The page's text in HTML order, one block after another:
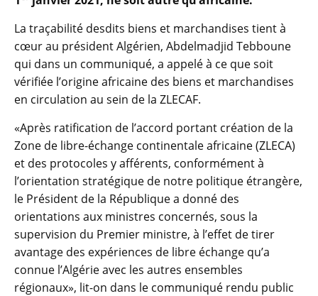
La traçabilité desdits biens et marchandises tient à
cœur au président Algérien, Abdelmadjid Tebboune
qui dans un communiqué, a appelé à ce que soit
vérifiée l’origine africaine des biens et marchandises
en circulation au sein de la ZLECAF.
«Après ratification de l’accord portant création de la
Zone de libre-échange continentale africaine (ZLECA)
et des protocoles y afférents, conformément à
l’orientation stratégique de notre politique étrangère,
le Président de la République a donné des
orientations aux ministres concernés, sous la
supervision du Premier ministre, à l’effet de tirer
avantage des expériences de libre échange qu’a
connue l’Algérie avec les autres ensembles
régionaux», lit-on dans le communiqué rendu public